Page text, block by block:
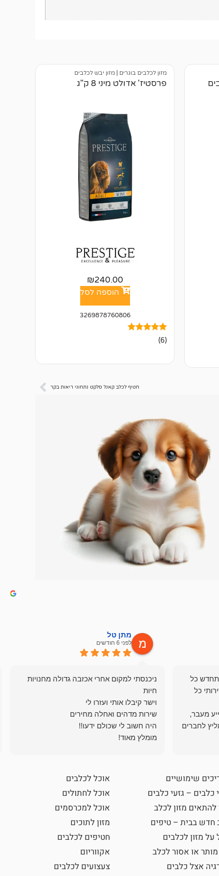
מזון לכלבים בוגרים מזון יבש לכלבים
פרסטיז' אדולט מיני 8 ק"ג
₪240.00
הוספה לסל
3269878760806
מדורגים
4.83
6(6)
חטיף לכלב קאנל סלקט נתחוני ריאות בקר
כל
כל
מעבר,
לחברים
מתן טל
לפני 6 חודשים
ניכנסתי למקום אחרי אכזבה גדולה מחנויות
מומלץ מאוד!
שימושיים
כלבים – גזעי כלבים
להתאים מזון לכלב
חדש בבית – טיפים
על מזון לכלבים
או אסור לכלב
אצל כלבים
אוכל לכלבים
אוכל לחתולים
אוכל למכרסמים
מזון לתוכים
חטיפים לכלבים
אקווריום
צעצועים לכלבים